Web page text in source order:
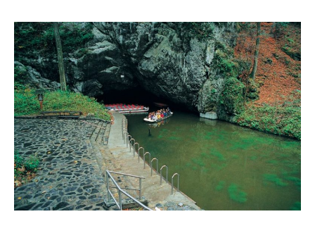
názvem
Punkevní
jeskyně